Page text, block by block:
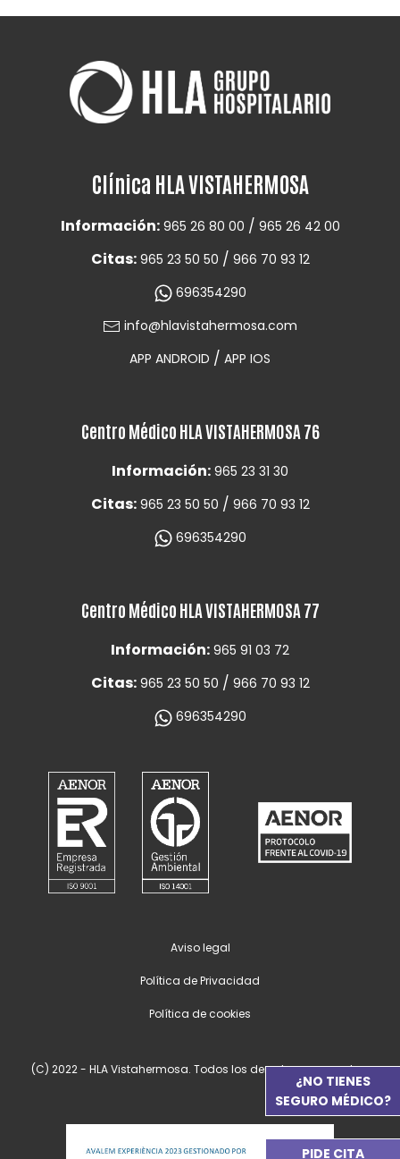
Clínica HLA VISTAHERMOSA
Información: 965 26 80 00 / 965 26 42 00
Citas: 965 23 50 50 / 966 70 93 12
696354290
info@hlavistahermosa.com
APP ANDROID / APP IOS
Centro Médico HLA VISTAHERMOSA 76
Información: 965 23 31 30
Citas: 965 23 50 50 / 966 70 93 12
696354290
Centro Médico HLA VISTAHERMOSA 77
Información: 965 91 03 72
Citas: 965 23 50 50 / 966 70 93 12
696354290
(C) 2022 - HLA Vistahermosa. Todos los derechos reservados.
Aviso legal
Política de Privacidad
Política de cookies
¿NO TIENES
SEGURO MÉDICO?
PIDE CITA